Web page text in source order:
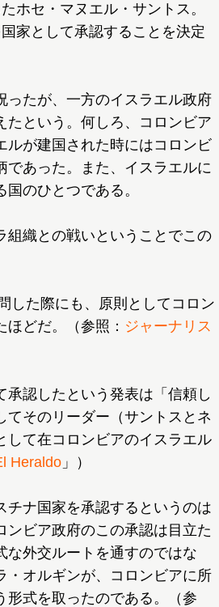
ホセ・マヌエル・サントス。
家として承認することを決定
たが、一方のイスラエル政府
たという。何しろ、コロンビア
ルが建国された時にはコロンビ
であった。また、イスラエルに
のひとつである。
織との戦いということでこの
した際にも、原則としてコロン
どだ。（参照： ジャーナリス
認したという発表は「信頼し
そのリーダー（サントスとネ
して在コロンビアのイスラエル
Heraldo 」）
ナ国家を承認するというのは
ビア政府のこの承認は目立た
な外交ルートを通すのではな
・オルギンが、コロンビアに所
形式を取ったのである。（参